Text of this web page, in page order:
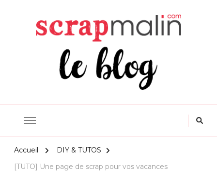
Le Blog Loisirs Créatifs
Accueil
DIY & TUTOS
[TUTO] Une page de scrap pour vos vacances